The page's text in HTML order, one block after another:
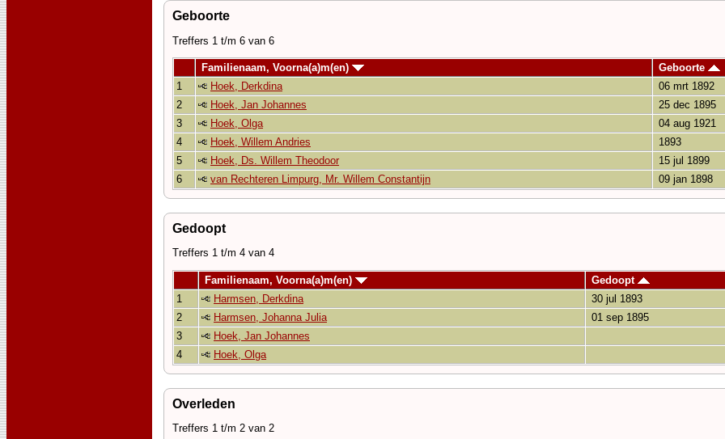
Geboorte
Treffers 1 t/m 6 van 6
Familienaam, Voorna(a)m(en) Geboorte
1
Hoek, Derkdina 06 mrt 1892
2
Hoek, Jan Johannes 25 dec 1895
3
Hoek, Olga 04 aug 1921
4
Hoek, Willem Andries 1893
5
Hoek, Ds. Willem Theodoor 15 jul 1899
6
van Rechteren Limpurg, Mr. Willem Constantijn 09 jan 1898
Gedoopt
Treffers 1 t/m 4 van 4
Familienaam, Voorna(a)m(en) Gedoopt
1
Harmsen, Derkdina 30 jul 1893
2
Harmsen, Johanna Julia 01 sep 1895
3
Hoek, Jan Johannes
4
Hoek, Olga
Overleden
Treffers 1 t/m 2 van 2